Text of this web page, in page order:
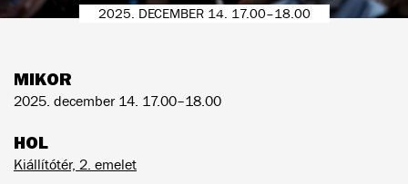
2025. DECEMBER 14. 17.00–18.00
MIKOR
2025. december 14. 17.00–18.00
HOL
Kiállítótér, 2. emelet